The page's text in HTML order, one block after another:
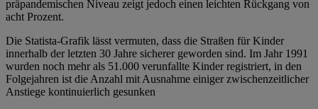
präpandemischen Niveau zeigt jedoch einen leichten Rückgang von
acht Prozent.
Die Statista-Grafik lässt vermuten, dass die Straßen für Kinder
innerhalb der letzten 30 Jahre sicherer geworden sind. Im Jahr 1991
wurden noch mehr als 51.000 verunfallte Kinder registriert, in den
Folgejahren ist die Anzahl mit Ausnahme einiger zwischenzeitlicher
Anstiege kontinuierlich gesunken